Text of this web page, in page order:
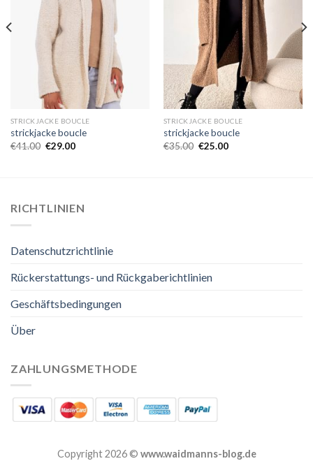
STRICKJACKE BOUCLE
strickjacke boucle
€41.00 €29.00
STRICKJACKE BOUCLE
strickjacke boucle
€35.00 €25.00
RICHTLINIEN
Datenschutzrichtlinie
Rückerstattungs- und Rückgaberichtlinien
Geschäftsbedingungen
Über
ZAHLUNGSMETHODE
Copyright 2026 © www.waidmanns-blog.de